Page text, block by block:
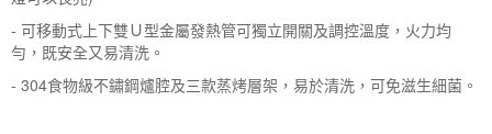
- 可移動式上下雙Ｕ型金屬發熱管可獨立開關及調控溫度，火力均
勻，既安全又易清洗。
- 304食物級不鏽鋼爐腔及三款蒸烤層架，易於清洗，可免滋生細菌。